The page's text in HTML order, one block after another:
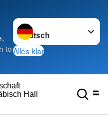
to
Sprache wechseln zu
Alles klar
Hall